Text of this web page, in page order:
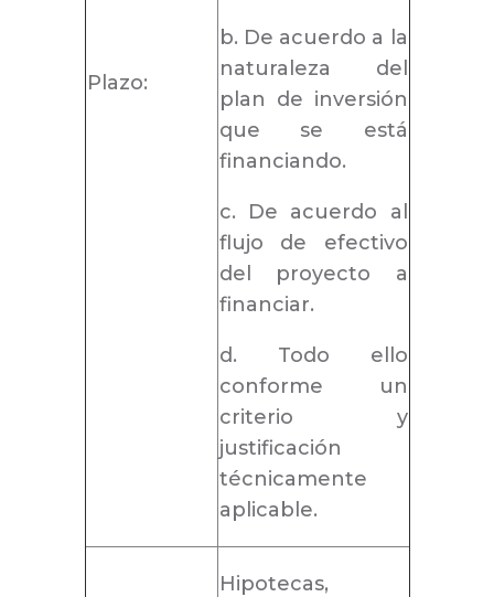
Plazo:
b. De acuerdo a la
naturaleza del
plan de inversión
que se está
financiando.
c. De acuerdo al
flujo de efectivo
del proyecto a
financiar.
d. Todo ello
conforme un
criterio y
justificación
técnicamente
aplicable.
Hipotecas,